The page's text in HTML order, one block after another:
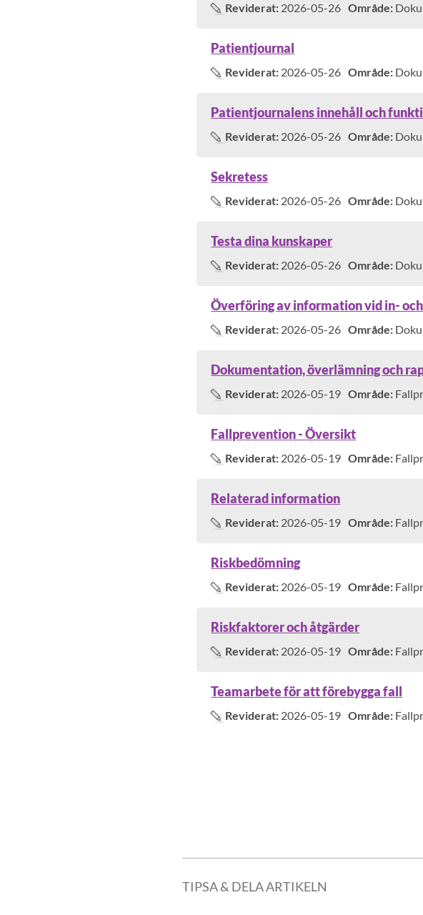
Reviderat: 2026-05-26 Område:
Patientjournal
Reviderat: 2026-05-26 Område:
Patientjournalens innehåll och
Reviderat: 2026-05-26 Område:
Sekretess
Reviderat: 2026-05-26 Område:
Testa dina kunskaper
Reviderat: 2026-05-26 Område:
Överföring av information vid in-
Reviderat: 2026-05-26 Område:
Dokumentation, överlämning och
Reviderat: 2026-05-19 Område:
Fallprevention - Översikt
Reviderat: 2026-05-19 Område:
Relaterad information
Reviderat: 2026-05-19 Område:
Riskbedömning
Reviderat: 2026-05-19 Område:
Riskfaktorer och åtgärder
Reviderat: 2026-05-19 Område:
Teamarbete för att förebygga fall
Reviderat: 2026-05-19 Område:
TIPSA & DELA ARTIKELN